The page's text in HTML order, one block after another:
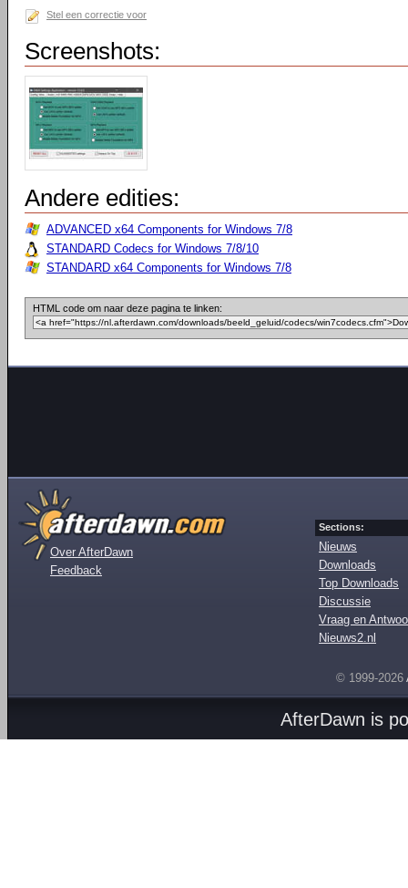
Stel een correctie voor
Screenshots:
Andere edities:
ADVANCED x64 Components for Windows 7/8
STANDARD Codecs for Windows 7/8/10
STANDARD x64 Components for Windows 7/8
HTML code om naar deze pagina te linken:
Over AfterDawn
Feedback
Sections:
Nieuws
Downloads
Top Downloads
Discussie
Vraag en
Nieuws2.nl
© 1999-2026
AfterDawn is